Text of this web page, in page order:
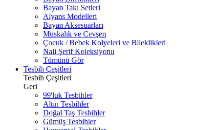
Bayan Takı Setleri
Alyans Modelleri
Bayan Aksesuarları
Muskalık ve Cevşen
Çocuk / Bebek Kolyeleri ve Bileklikleri
Nali Şerif Koleksiyonu
Tümünü Gör
Tesbih Çeşitleri
Tesbih Çeşitleri
Geri
99'luk Tesbihler
Altın Tesbihler
Doğal Taş Tesbihler
Gümüş Tesbihler